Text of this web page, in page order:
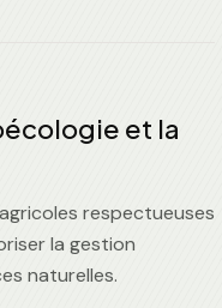
et la
respectueuses
la gestion
naturelles.